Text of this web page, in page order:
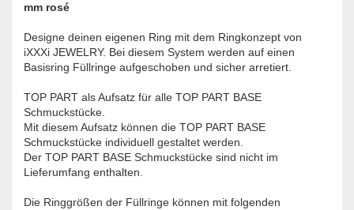
mm rosé
Designe deinen eigenen Ring mit dem Ringkonzept von
iXXXi JEWELRY. Bei diesem System werden auf einen
Basisring Füllringe aufgeschoben und sicher arretiert.
TOP PART ​als Aufsatz für alle TOP PART BASE
Schmuckstücke.
Mit diesem Aufsatz können die TOP PART BASE
Schmuckstücke individuell gestaltet werden.
Der TOP PART BASE Schmuckstücke sind nicht im
Lieferumfang enthalten.
Die Ringgrößen der Füllringe können mit folgenden